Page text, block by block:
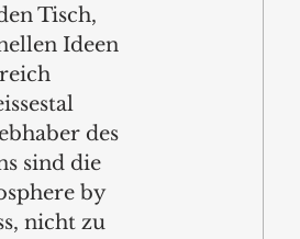
Tisch,
Ideen
des
sind die
by
nicht zu